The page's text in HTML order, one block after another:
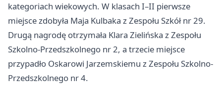
kategoriach wiekowych. W klasach I–II pierwsze
miejsce zdobyła Maja Kulbaka z Zespołu Szkół nr 29.
Drugą nagrodę otrzymała Klara Zielińska z Zespołu
Szkolno-Przedszkolnego nr 2, a trzecie miejsce
przypadło Oskarowi Jarzemskiemu z Zespołu Szkolno-
Przedszkolnego nr 4.